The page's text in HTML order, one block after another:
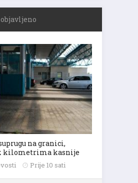
na granici,
kilometrima kasnije
Prije 10 sati